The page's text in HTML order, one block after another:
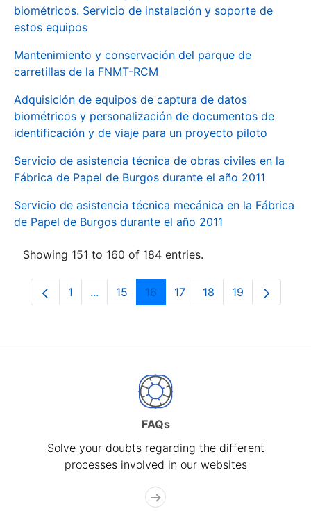
biométricos. Servicio de instalación y soporte de
estos equipos
Mantenimiento y conservación del parque de
carretillas de la FNMT-RCM
Adquisición de equipos de captura de datos
biométricos y personalización de documentos de
identificación y de viaje para un proyecto piloto
Servicio de asistencia técnica de obras civiles en la
Fábrica de Papel de Burgos durante el año 2011
Servicio de asistencia técnica mecánica en la Fábrica
de Papel de Burgos durante el año 2011
Showing 151 to 160 of 184 entries.
Page
1 ...Intermediate Pages Use TAB to navigate.
Page
15 Page
16 Page
17 Page
18 Page
19
FAQs
Solve your doubts regarding the different
processes involved in our websites